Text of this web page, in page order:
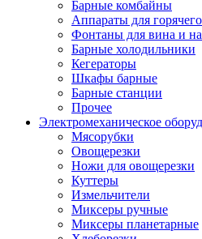
Барные комбайны
Аппараты для
Фонтаны для вина и
Барные холодильники
Кегераторы
Шкафы барные
Барные станции
Прочее
Электромеханическое
Мясорубки
Овощерезки
Ножи для овощерезки
Куттеры
Измельчители
Миксеры ручные
Миксеры планетарные